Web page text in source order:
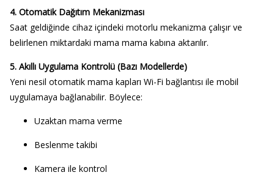
4. Otomatik Dağıtım Mekanizması
Saat geldiğinde cihaz içindeki motorlu mekanizma çalışır ve
belirlenen miktardaki mama mama kabına aktarılır.
5. Akıllı Uygulama Kontrolü (Bazı Modellerde)
Yeni nesil otomatik mama kapları Wi-Fi bağlantısı ile mobil
uygulamaya bağlanabilir. Böylece:
Uzaktan mama verme
Beslenme takibi
Kamera ile kontrol